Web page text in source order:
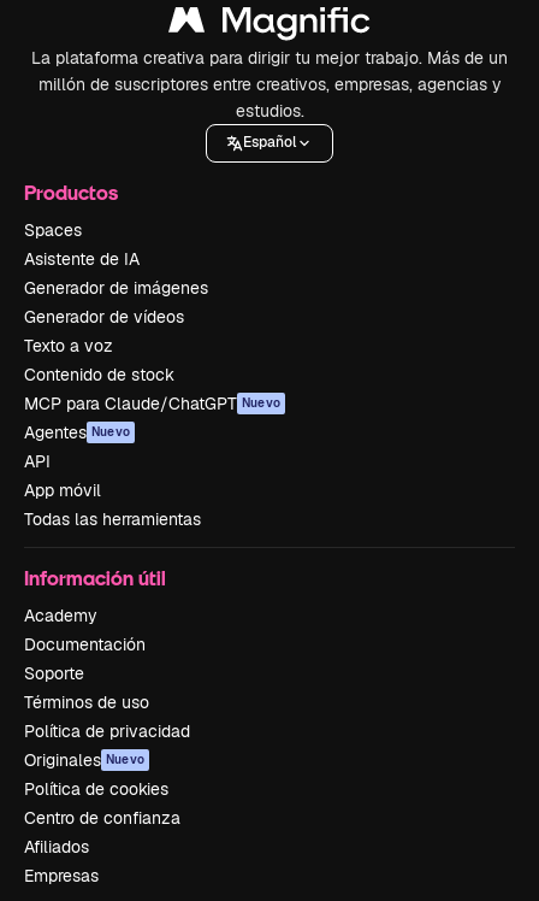
La plataforma creativa para dirigir tu mejor trabajo. Más de un
millón de suscriptores entre creativos, empresas, agencias y
estudios.
Español
Productos
Spaces
Asistente de IA
Generador de imágenes
Generador de vídeos
Texto a voz
Contenido de stock
MCP para Claude/ChatGPT Nuevo
Agentes Nuevo
API
App móvil
Todas las herramientas
Información útil
Academy
Documentación
Soporte
Términos de uso
Política de privacidad
Originales Nuevo
Política de cookies
Centro de confianza
Afiliados
Empresas